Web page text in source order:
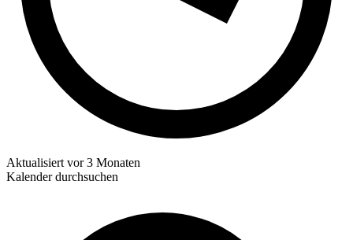
Aktualisiert vor 3 Monaten
Kalender durchsuchen